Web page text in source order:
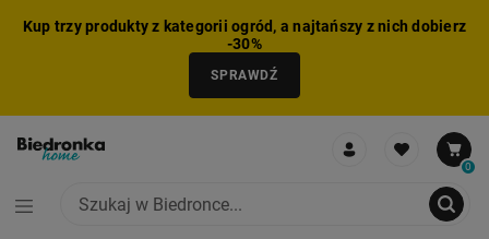
Kup trzy produkty z kategorii ogród, a najtańszy z nich dobierz
-30%
SPRAWDŹ
0